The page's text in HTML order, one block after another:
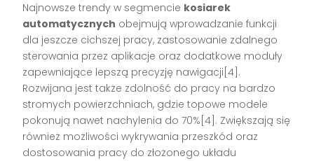
Najnowsze trendy w segmencie kosiarek
automatycznych obejmują wprowadzanie funkcji
dla jeszcze cichszej pracy, zastosowanie zdalnego
sterowania przez aplikacje oraz dodatkowe moduły
zapewniające lepszą precyzję nawigacji[4].
Rozwijana jest także zdolność do pracy na bardzo
stromych powierzchniach, gdzie topowe modele
pokonują nawet nachylenia do 70%[4]. Zwiększają się
również możliwości wykrywania przeszkód oraz
dostosowania pracy do złożonego układu